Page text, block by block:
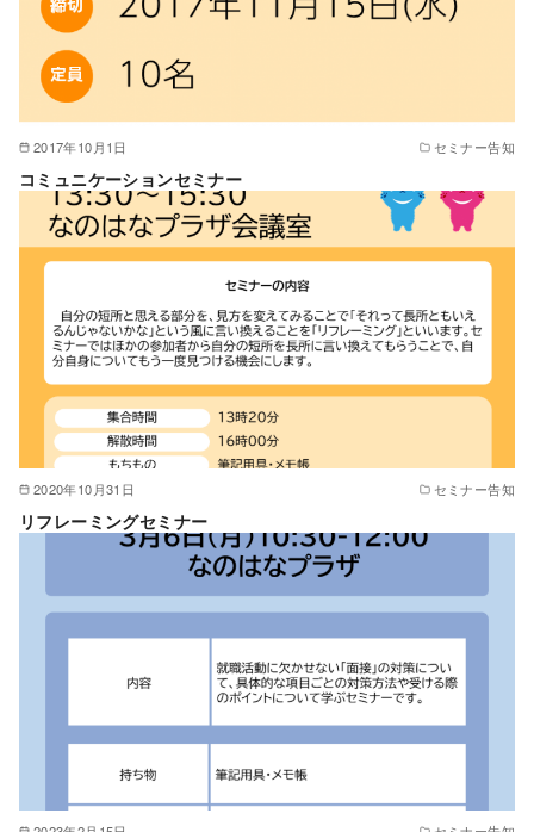
2017年10月1日 セミナー告知
コミュニケーションセミナー
2020年10月31日 セミナー告知
リフレーミングセミナー